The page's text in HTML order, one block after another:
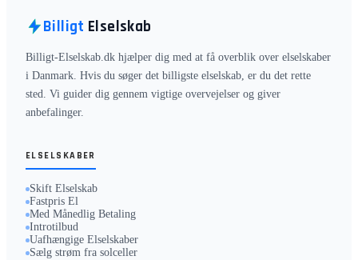
Billigt Elselskab
Billigt-Elselskab.dk hjælper dig med at få overblik over elselskaber
i Danmark. Hvis du søger det billigste elselskab, er du det rette
sted. Vi guider dig gennem vigtige overvejelser og giver
anbefalinger.
ELSELSKABER
Skift Elselskab
Fastpris El
Med Månedlig Betaling
Introtilbud
Uafhængige Elselskaber
Sælg strøm fra solceller